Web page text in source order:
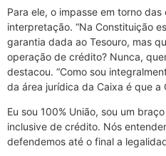
Para ele, o impasse em torno
interpretação. “Na Constituição
garantia dada ao Tesouro, mas
operação de crédito? Nunca,
destacou. “Como sou
da área jurídica da Caixa é que a
Eu sou 100% União, sou um
inclusive de crédito. Nós
defendemos até o final a